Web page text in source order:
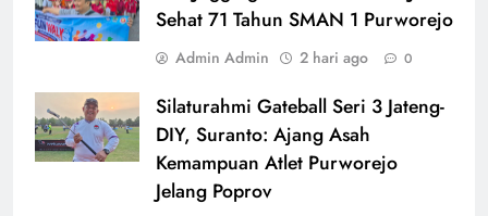
Sehat 71 Tahun SMAN 1 Purworejo
Admin Admin 2 hari ago 0
Silaturahmi Gateball Seri 3 Jateng-
DIY, Suranto: Ajang Asah
Kemampuan Atlet Purworejo
Jelang Poprov